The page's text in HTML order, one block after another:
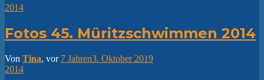
2014
Fotos 45. Müritzschwimmen 2014
Von Tina, vor 7 Jahren3. Oktober 2019
2014